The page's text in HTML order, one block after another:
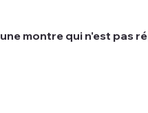
montre qui n'est pas